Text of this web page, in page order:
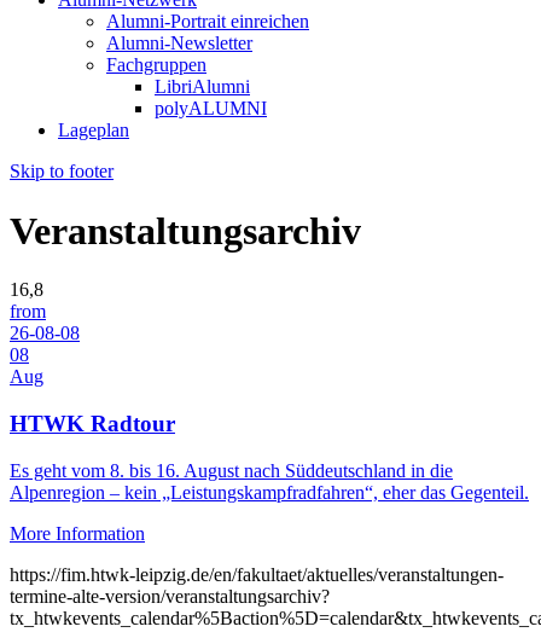
Alumni-Portrait einreichen
Alumni-Newsletter
Fachgruppen
LibriAlumni
polyALUMNI
Lageplan
Skip to footer
Veranstaltungsarchiv
16,8
from
26-08-08
08
Aug
HTWK Radtour
Es geht vom 8. bis 16. August nach Süddeutschland in die
Alpenregion – kein „Leistungskampfradfahren“, eher das Gegenteil.
More Information
https://fim.htwk-leipzig.de/en/fakultaet/aktuelles/veranstaltungen-
termine-alte-version/veranstaltungsarchiv?